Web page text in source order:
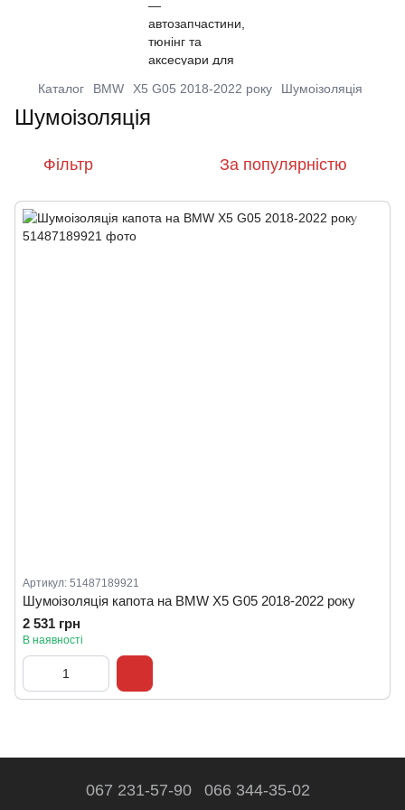
Каталог BMW X5 G05 2018-2022 року Шумоізоляція
Шумоізоляція
Фільтр За популярністю
Артикул: 51487189921
Шумоізоляція капота на BMW X5 G05 2018-2022 року
2 531 грн
В наявності
067 231-57-90 066 344-35-02